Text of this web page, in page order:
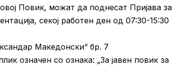
Повик, можат да поднесат Пријава за
секој работен ден од 07:30-15:30
Македонски“ бр. 7
означен со ознака: „За јавен повик за